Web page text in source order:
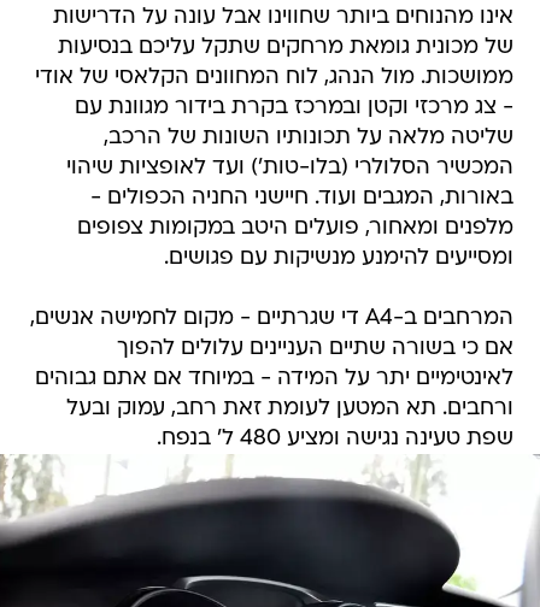
אינו מהנוחים ביותר שחווינו אבל עונה על הדרישות
של מכונית גומאת מרחקים שתקל עליכם בנסיעות
ממושכות. מול הנהג, לוח המחוונים הקלאסי של אודי
- צג מרכזי וקטן ובמרכז בקרת בידור מגוונת עם
שליטה מלאה על תכונותיו השונות של הרכב,
המכשיר הסלולרי (בלו-טות') ועד לאופציות שיהוי
באורות, המגבים ועוד. חיישני החניה הכפולים -
מלפנים ומאחור, פועלים היטב במקומות צפופים
ומסייעים להימנע מנשיקות עם פגושים.
המרחבים ב-A4 די שגרתיים - מקום לחמישה אנשים,
אם כי בשורה שתיים העניינים עלולים להפוך
לאינטימיים יתר על המידה - במיוחד אם אתם גבוהים
ורחבים. תא המטען לעומת זאת רחב, עמוק ובעל
שפת טעינה נגישה ומציע 480 ל' בנפח.